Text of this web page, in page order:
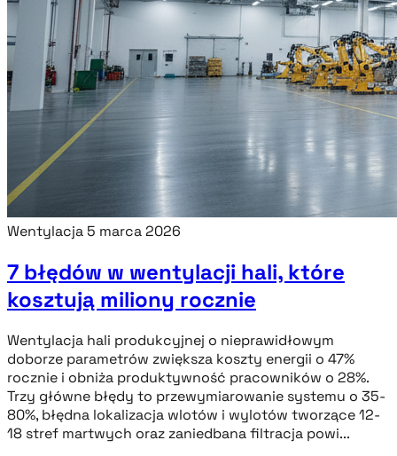
Wentylacja5 marca 2026
7 błędów w wentylacji hali, które
kosztują miliony rocznie
Wentylacja hali produkcyjnej o nieprawidłowym
doborze parametrów zwiększa koszty energii o 47%
rocznie i obniża produktywność pracowników o 28%.
Trzy główne błędy to przewymiarowanie systemu o 35-
80%, błędna lokalizacja wlotów i wylotów tworzące 12-
18 stref martwych oraz zaniedbana filtracja powi...